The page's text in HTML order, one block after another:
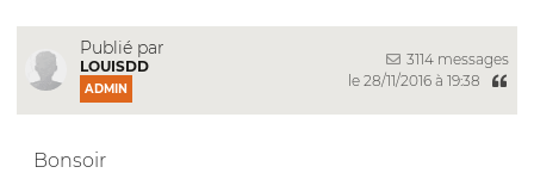
Publié par
LOUISDD
ADMIN
3114 messages
le 28/11/2016 à 19:38
Bonsoir